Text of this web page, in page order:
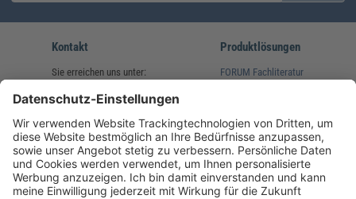
Kontakt
Sie erreichen uns unter:
(08233) 38 11 23
service@forum-verlag.com
Mo-Do 07:30 - 17:00 Uhr
Fr 07:30 - 15:00 Uhr
Produktlösungen
FORUM Fachliteratur
Folgen Sie uns